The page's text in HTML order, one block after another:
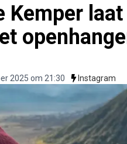
Kemper
2025 om 21:30 Instagram